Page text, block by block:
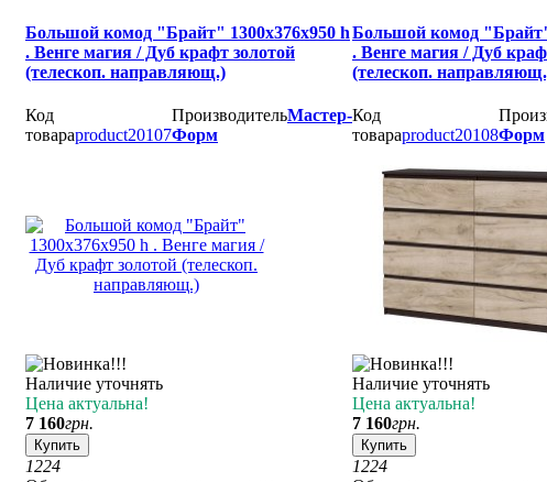
Большой комод "Брайт" 1300х376х950 h
. Венге магия / Дуб крафт золотой
(телескоп. направляющ.)
Код
товараproduct20107
ПроизводительМастер-
Форм
Наличие уточнять
Цена актуальна!
7 160грн.
Купить
1224
Большой комод "Брайт"
. Венге магия / Дуб
(телескоп.
Код
товараproduct20108Форм
Наличие уточнять
Цена актуальна!
7 160грн.
Купить
1224